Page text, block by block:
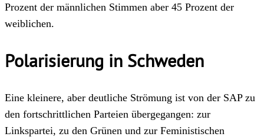
Prozent der männlichen Stimmen aber 45 Prozent der
weiblichen.
Polarisierung in Schweden
Eine kleinere, aber deutliche Strömung ist von der SAP zu
den fortschrittlichen Parteien übergegangen: zur
Linkspartei, zu den Grünen und zur Feministischen